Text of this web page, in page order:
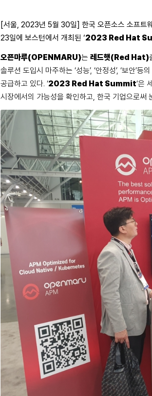
[서울, 2023년 5월 30일] 한국 오픈소스 소프트
23일에 보스턴에서 개최된 ‘2023 Red Hat
오픈마루(OPENMARU)는 레드햇(Red Hat)
솔루션 도입시 마주하는 ‘성능’, ‘안정성’, ‘보안’등
공급하고 있다. ‘2023 Red Hat Summit‘은
시장에서의 가능성을 확인하고, 한국 기업으로써